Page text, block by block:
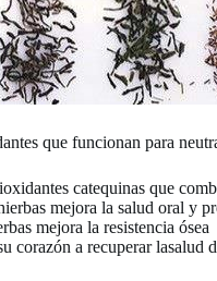
que funcionan para
catequinas que
mejora la salud oral y
mejora la resistencia ósea
corazón a recuperar lasalud